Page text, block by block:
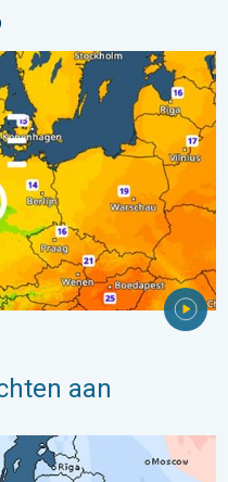
en Midden-Europa. . .
aan
Europa. . .